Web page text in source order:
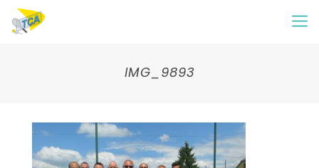
IMG_9893